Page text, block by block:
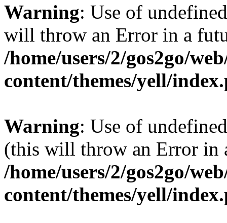
Warning: Use of
will throw an Error in a
/home/users/2/gos2go/
content/themes/yell/
Warning: Use of
(this will throw an Error in
/home/users/2/gos2go/
content/themes/yell/